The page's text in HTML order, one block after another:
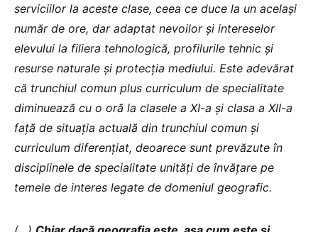
serviciilor la aceste clase, ceea ce duce la un același
număr de ore, dar adaptat nevoilor și intereselor
elevului la filiera tehnologică, profilurile tehnic și
resurse naturale și protecția mediului. Este adevărat
că trunchiul comun plus curriculum de specialitate
diminuează cu o oră la clasele a XI-a și clasa a XII-a
față de situația actuală din trunchiul comun și
curriculum diferențiat, deoarece sunt prevăzute în
disciplinele de specialitate unități de învățare pe
temele de interes legate de domeniul geografic.